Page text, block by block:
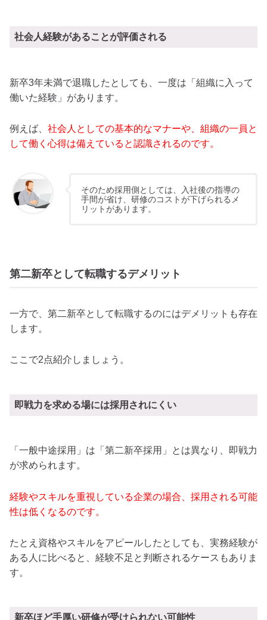
社会人経験があることが評価される
新卒3年未満で退職したとしても、一度は「組織に入って
働いた経験」があります。
例えば、 社会人としての基本的なマナーや、組織の一員と
して働く心得は備えていると認識されるのです。
そのため採用側としては、入社後の指導の
手間が省け、研修のコストが下げられるメ
リットがあります。
第二新卒として転職するデメリット
一方で、第二新卒として転職するのにはデメリットも存在
します。
ここで2点紹介しましょう。
即戦力を求める場には採用されにくい
「一般中途採用」は「第二新卒採用」とは異なり、即戦力
が求められます。
経験やスキルを重視している企業の場合、採用される可能
性は低くなるのです。
たとえ資格やスキルをアピールしたとしても、実務経験が
ある人に比べると、経験不足と判断されるケースもありま
す。
新卒ほど手厚い研修が受けられない可能性